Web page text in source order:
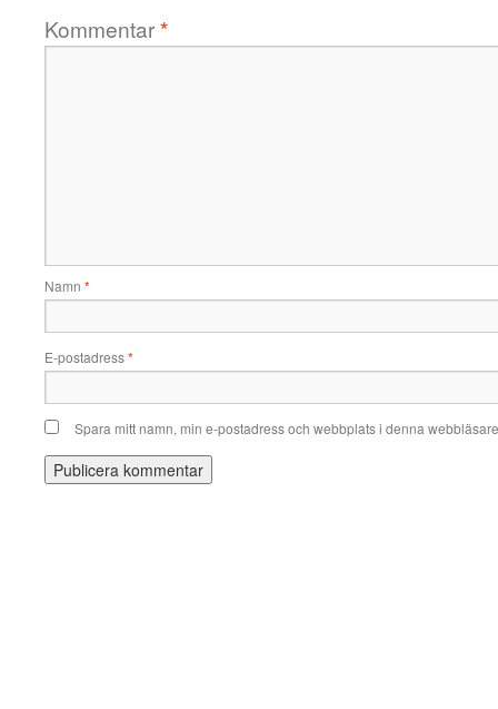
Kommentar*
Namn *
E-postadress*
Spara mitt namn, min e-postadress och webbplats i denna